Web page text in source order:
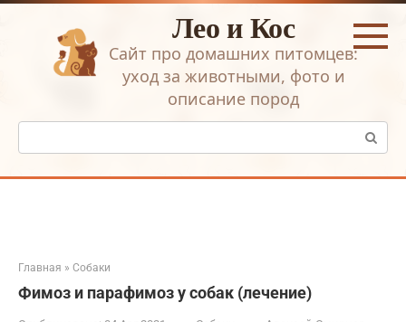
Перейти
Лео и Кос
Сайт про домашних питомцев:
уход за животными, фото и
описание пород
Поиск:
Главная » Собаки
Фимоз и парафимоз у собак (лечение)